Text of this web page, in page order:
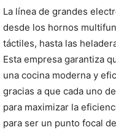
La línea de grandes
desde los hornos
táctiles, hasta las
Esta empresa garantiza
una cocina moderna y
gracias a que cada uno
para maximizar la
para ser un punto focal